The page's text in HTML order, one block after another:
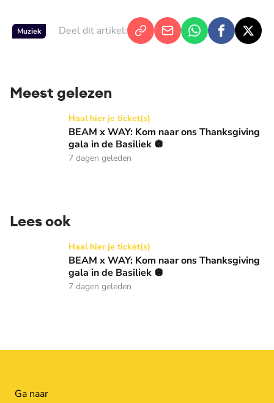
Muziek Deel dit artikel:
Meest gelezen
BEAM x WAY: Kom naar ons Thanksgiving gala in de
Haal hier je ticket(s)
BEAM x WAY: Kom naar ons Thanksgiving
gala in de Basiliek 🪩
7 dagen geleden
Lees ook
BEAM x WAY: Kom naar ons Thanksgiving gala in de
Haal hier je ticket(s)
BEAM x WAY: Kom naar ons Thanksgiving
gala in de Basiliek 🪩
7 dagen geleden
Ga naar